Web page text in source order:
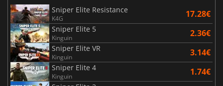
Sniper Elite Resistance
K4G 17.28€
Sniper Elite 5
Kinguin 2.36€
Sniper Elite VR
Kinguin 3.14€
Sniper Elite 4
Kinguin 1.74€